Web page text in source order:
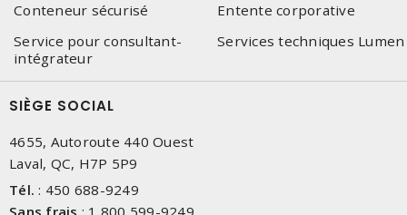
Conteneur sécurisé
Entente corporative
Service pour consultant-
intégrateur
Services techniques Lumen
SIÈGE SOCIAL
4655, Autoroute 440 Ouest
Laval, QC, H7P 5P9
Tél. : 450 688-9249
Sans frais : 1 800 599-9249